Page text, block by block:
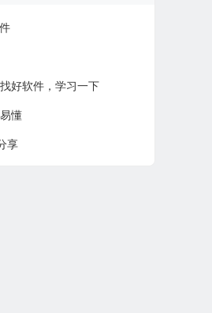
好软件，学习一下
懂
享